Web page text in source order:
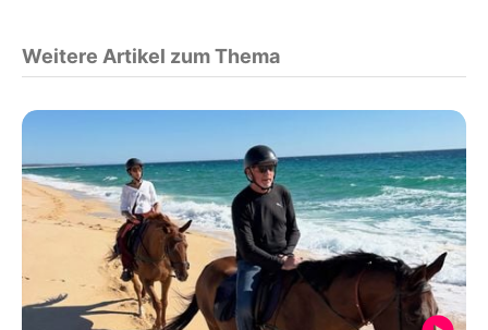
Weitere Artikel zum Thema